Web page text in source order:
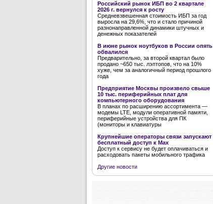
Российский рынок ИБП во 2 квартале
2026 г. вернулся к росту
Средневзвешенная стоимость ИБП за год
выросла на 29,6%, что и стало причиной
разнонаправленной динамики штучных и
денежных показателей
В июне рынок ноутбуков в России опять
обвалился
Предварительно, за второй квартал было
продано ~650 тыс. лэптопов, что на 10%
хуже, чем за аналогичный период прошлого
года
Предприятие Москвы произвело свыше
10 тыс. периферийных плат для
компьютерного оборудования
В планах по расширению ассортимента —
модемы LTE, модули оперативной памяти,
периферийные устройства для ПК
(мониторы и клавиатуры
Крупнейшие операторы связи запускают
бесплатный доступ к Мах
Доступ к сервису не будет оплачиваться и
расходовать пакеты мобильного трафика
Другие новости